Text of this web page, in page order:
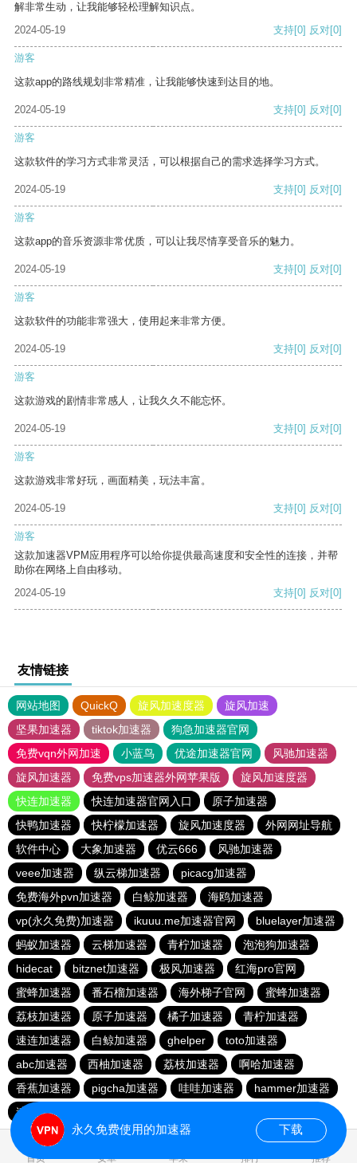
解非常生动，让我能够轻松理解知识点。
2024-05-19
支持[0] 反对[0]
游客
这款app的路线规划非常精准，让我能够快速到达目的地。
2024-05-19 支持[0] 反对[0]
游客
这款软件的学习方式非常灵活，可以根据自己的需求选择学习方式。
2024-05-19 支持[0] 反对[0]
游客
这款app的音乐资源非常优质，可以让我尽情享受音乐的魅力。
2024-05-19 支持[0] 反对[0]
游客
这款软件的功能非常强大，使用起来非常方便。
2024-05-19 支持[0] 反对[0]
游客
这款游戏的剧情非常感人，让我久久不能忘怀。
2024-05-19 支持[0] 反对[0]
游客
这款游戏非常好玩，画面精美，玩法丰富。
2024-05-19 支持[0] 反对[0]
游客
这款加速器VPM应用程序可以给你提供最高速度和安全性的连接，并帮
助你在网络上自由移动。
2024-05-19
支持[0] 反对[0]
友情链接
网站地图 QuickQ 旋风加速度器
旋风加速
坚果加速器
tiktok加速器
狗急加速器官网
免费vqn外网加速
小蓝鸟 优途加速器官网
风驰加速器
旋风加速器
免费vps加速器外网苹果版
旋风加速度器
快连加速器
快连加速器官网入口
原子加速器
快鸭加速器
快柠檬加速器 旋风加速度器
外网网址导航
软件中心
大象加速器 优云666
风驰加速器
veee加速器
纵云梯加速器
picacg加速器
免费海外pvn加速器
白鲸加速器
海鸥加速器
vp(永久免费)加速器
ikuuu.me加速器官网
bluelayer加速器
蚂蚁加速器
云梯加速器 青柠加速器
泡泡狗加速器
hidecat
bitznet加速器 极风加速器
红海pro官网
蜜蜂加速器
番石榴加速器 海外梯子官网
蜜蜂加速器
荔枝加速器
原子加速器 橘子加速器
青柠加速器
速连加速器
白鲸加速器 ghelper
toto加速器
abc加速器
西柚加速器 荔枝加速器
啊哈加速器
香蕉加速器
pigcha加速器 哇哇加速器
hammer加速器
速连加速器
首页 安卓 苹果 排行 推荐
永久免费使用的加速器 下载
0.059239s